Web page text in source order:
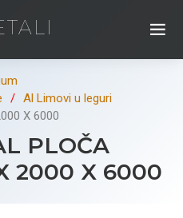
Al Limovi u leguri
X 6000
PLOČA
2000 X 6000